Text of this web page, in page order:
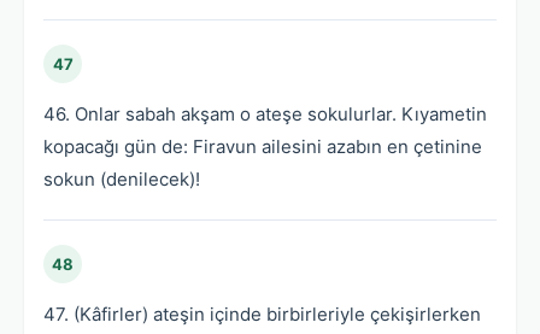
47
46. Onlar sabah akşam o ateşe sokulurlar. Kıyametin
kopacağı gün de: Firavun ailesini azabın en çetinine
sokun (denilecek)!
48
47. (Kâfirler) ateşin içinde birbirleriyle çekişirlerken